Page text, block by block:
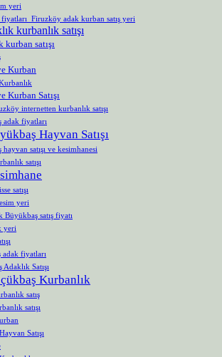
yeri
Firuzköy adak kurban satış yeri
kurbanlık satışı
satışı
Kurban
Kurban Satışı
internetten kurbanlık satışı
fiyatları
Hayvan Satışı
satışı ve kesimhanesi
satışı
satışı
yeri
satış fiyatı
yeri
fiyatları
Satışı
Kurbanlık
satış
satışı
Satışı